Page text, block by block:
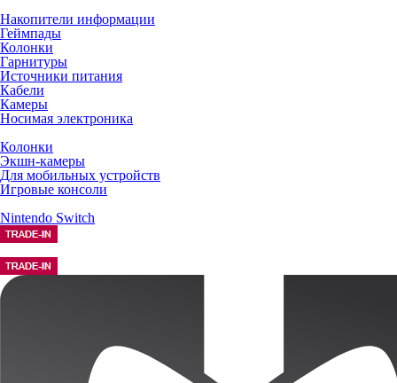
Накопители информации
Геймпады
Колонки
Гарнитуры
Источники питания
Кабели
Камеры
Носимая электроника
Колонки
Экшн-камеры
Для мобильных устройств
Игровые консоли
Nintendo Switch